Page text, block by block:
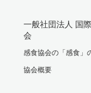
一般社団法人 国
会
感食協会の「感食」
協会概要